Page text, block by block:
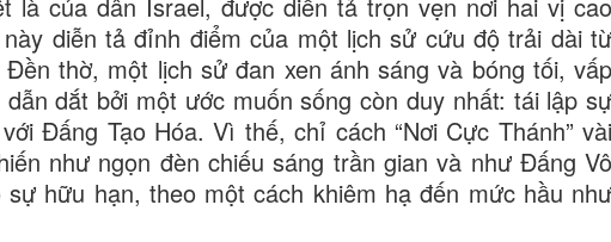
diễn tả đỉnh điểm của một lịch sử cứu độ trải dài từ
thờ, một lịch sử đan xen ánh sáng và bóng tối, vấp
dắt bởi một ước muốn sống còn duy nhất: tái lập sự
Đấng Tạo Hóa. Vì thế, chỉ cách “Nơi Cực Thánh” vài
như ngọn đèn chiếu sáng trần gian và như Đấng Vô
hữu hạn, theo một cách khiêm hạ đến mức hầu như